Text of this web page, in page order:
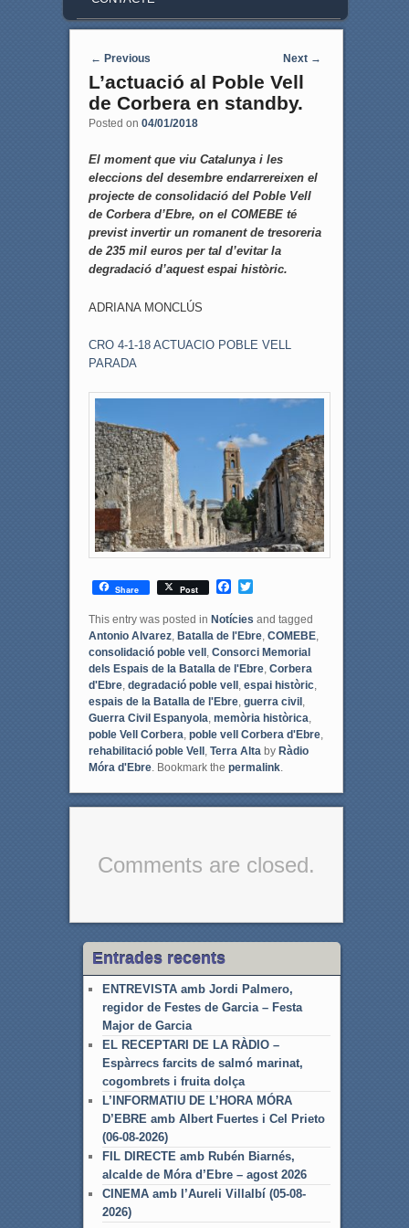
Post navigation
← Previous Next →
L’actuació al Poble Vell
de Corbera en standby.
Posted on 04/01/2018
El moment que viu Catalunya i les
eleccions del desembre endarrereixen el
projecte de consolidació del Poble Vell
de Corbera d’Ebre, on el COMEBE té
previst invertir un romanent de tresoreria
de 235 mil euros per tal d’evitar la
degradació d’aquest espai històric.
ADRIANA MONCLÚS
CRO 4-1-18 ACTUACIO POBLE VELL
PARADA
Share Post
F
c
e
b
o
o
k
T
i
t
t
e
r
This entry was posted in Notícies and tagged
Antonio Alvarez, Batalla de l'Ebre, COMEBE,
consolidació poble vell, Consorci Memorial
dels Espais de la Batalla de l'Ebre, Corbera
d'Ebre, degradació poble vell, espai històric,
espais de la Batalla de l'Ebre, guerra civil,
Guerra Civil Espanyola memòria històrica
poble Vell Corbera poble vell Corbera d'Ebre,
rehabilitació poble Vell, Terra Alta by Ràdio
Móra d'Ebre. Bookmark the permalink.
Comments are closed.
Entrades recents
ENTREVISTA amb Jordi Palmero,
regidor de Festes de Garcia – Festa
Major de Garcia
EL RECEPTARI DE LA RÀDIO –
Espàrrecs farcits de salmó marinat,
cogombrets i fruita dolça
L’INFORMATIU DE L’HORA MÓRA
D’EBRE amb Albert Fuertes i Cel Prieto
(06-08-2026)
FIL DIRECTE amb Rubén Biarnés,
alcalde de Móra d’Ebre – agost 2026
CINEMA amb l’Aureli Villalbí (05-08-
2026)